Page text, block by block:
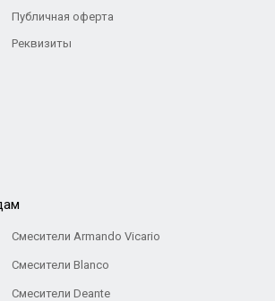
Публичная оферта
Реквизиты
Смесители Armando Vicario
Смесители Blanco
Смесители Deante